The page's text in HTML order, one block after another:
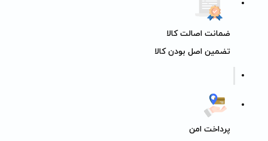
ضمانت اصالت کالا
تضمین اصل بودن کالا
پرداخت امن